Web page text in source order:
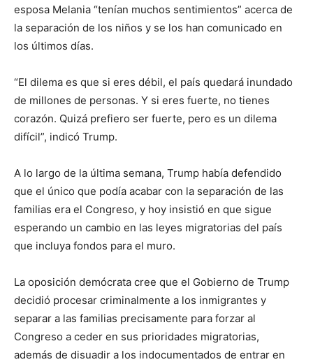
esposa Melania “tenían muchos sentimientos” acerca de
la separación de los niños y se los han comunicado en
los últimos días.
“El dilema es que si eres débil, el país quedará inundado
de millones de personas. Y si eres fuerte, no tienes
corazón. Quizá prefiero ser fuerte, pero es un dilema
difícil”, indicó Trump.
A lo largo de la última semana, Trump había defendido
que el único que podía acabar con la separación de las
familias era el Congreso, y hoy insistió en que sigue
esperando un cambio en las leyes migratorias del país
que incluya fondos para el muro.
La oposición demócrata cree que el Gobierno de Trump
decidió procesar criminalmente a los inmigrantes y
separar a las familias precisamente para forzar al
Congreso a ceder en sus prioridades migratorias,
además de disuadir a los indocumentados de entrar en